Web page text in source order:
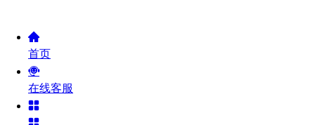
首页
在线客服